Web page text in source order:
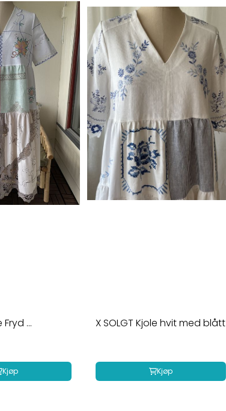
Fryd ...
Kjøp
X SOLGT Kjole hvit med blått
Kjøp